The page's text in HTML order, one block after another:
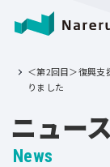
＜第2回目＞復興支
りました
ニュース
News